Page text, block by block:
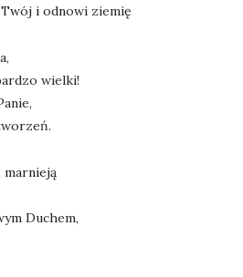
i odnowi ziemię
wielki!
marnieją
Duchem,